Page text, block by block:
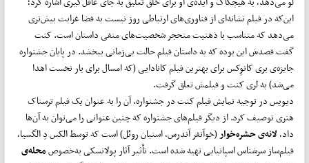
این‌که در فیلم نشانه‌ای از فناوری‌های ارتباطی روز نیست به فضا غرابت بیش‌تری
می‌دهد که متناسب با ذهنیت متحجر شخصیت‌های منفی داستان است. کنت
گفت قصدش این بوده که به داستان فیلم حالت بی‌زمانی ببخشد. در پایان جشنواره
جایزه‌ی بری کانوِکس برای بهترین فیلم کانادایی (که امسال برای بار نخست اهدا
می‌شد) به لری کنت و فیلمش تعلق گرفت.
دیویس در توجیه نمایش فیلم کنت در جشنواره، آن را به عنوان یک فیلم ترسناک
هنری توصیف کرد. از دیگر فیلم‌های جشنواره که چنین عنوانی را می‌توان به آن‌ها
داد،لانه‌ی حشره‌خوار(خوآنفر آندرس، استبان روئل) است که توسط الکس دِ الگسیا،
فیلم‌ساز سرشناس اسپانیایی تهیه شده است. تأثیر آثار پولانسکی به‌خصوصمحله‌ی